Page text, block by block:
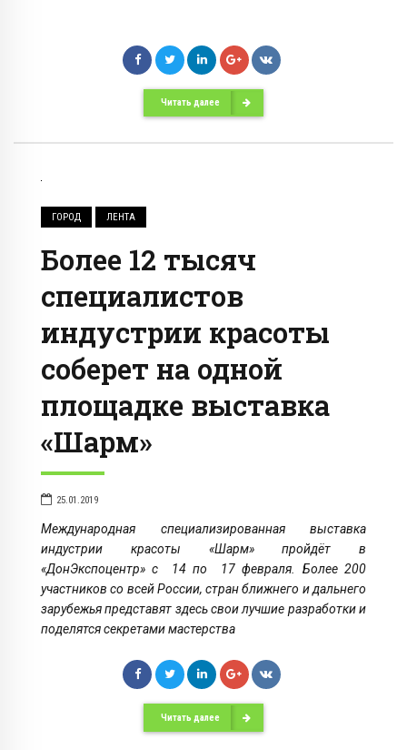
Читать далее
ГОРОД ЛЕНТА
Более 12 тысяч
специалистов
индустрии красоты
соберет на одной
площадке выставка
«Шарм»
25.01.2019
Международная специализированная выставка
индустрии красоты «Шарм» пройдёт в
«ДонЭкспоцентр» с 14 по 17 февраля. Более 200
участников со всей России, стран ближнего и дальнего
зарубежья представят здесь свои лучшие разработки и
поделятся секретами мастерства
Читать далее